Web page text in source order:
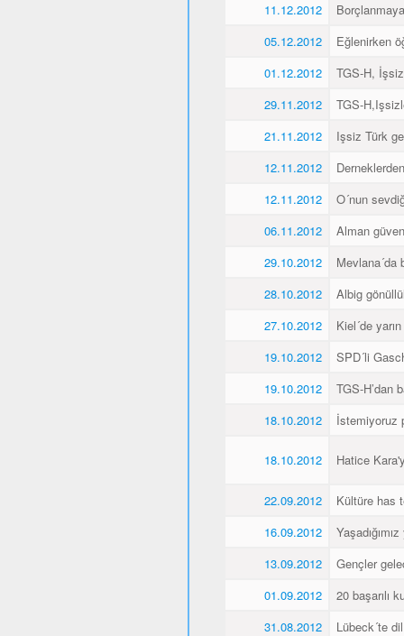
11.12.2012
05.12.2012
Eğlenirken
01.12.2012
TGS-H,
29.11.2012
TGS-
21.11.2012
Işsiz Türk
12.11.2012
12.11.2012
O´nun
06.11.2012
Alman
29.10.2012
Mevlana´da
28.10.2012
Albig
27.10.2012
Kiel´de
19.10.2012
SPD´li
19.10.2012
TGS-H’dan
18.10.2012
İstemiyoruz
18.10.2012 Hatice
22.09.2012
Kültüre has
16.09.2012
13.09.2012
Gençler
01.09.2012
20 başarılı
31.08.2012
Lübeck´te